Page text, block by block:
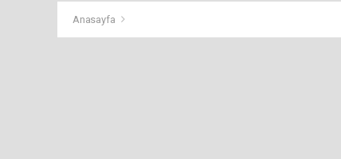
Anasayfa